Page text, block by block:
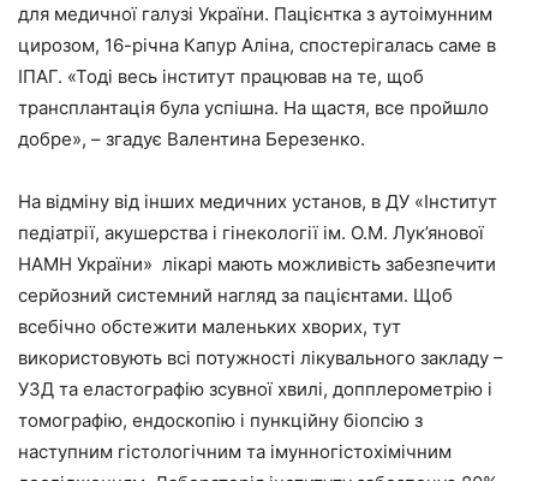
для медичної галузі України. Пацієнтка з аутоімунним
цирозом, 16-річна Капур Аліна, спостерігалась саме в
ІПАГ. «Тоді весь інститут працював на те, щоб
трансплантація була успішна. На щастя, все пройшло
добре», – згадує Валентина Березенко.
На відміну від інших медичних установ, в ДУ «Інститут
педіатрії, акушерства і гінекології ім. О.М. Лук’янової
НАМН України» лікарі мають можливість забезпечити
серйозний системний нагляд за пацієнтами. Щоб
всебічно обстежити маленьких хворих, тут
використовують всі потужності лікувального закладу –
УЗД та еластографію зсувної хвилі, допплерометрію і
томографію, ендоскопію і пункційну біопсію з
наступним гістологічним та імунногістохімічним